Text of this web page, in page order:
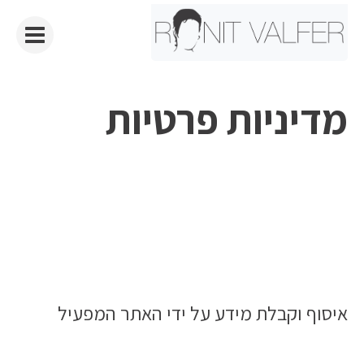
מדיניות פרטיות
איסוף וקבלת מידע על ידי האתר המפעיל